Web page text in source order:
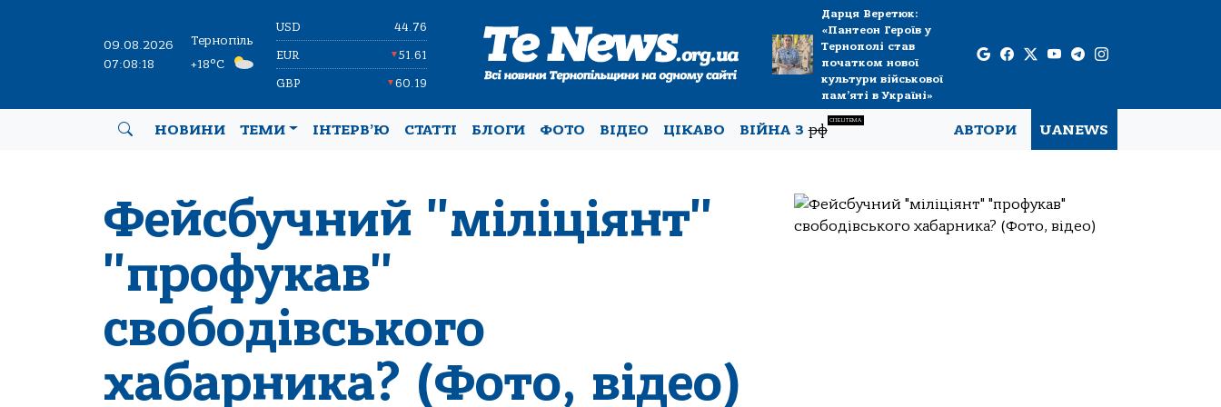
09.08.2026
07:08:19
Тернопіль
+18°C
USD 44.76
EUR ▼51.61
GBP ▼60.19
Дарця Веретюк:
«Пантеон Героїв у
Тернополі став
початком нової
культури військової
пам’яті в Україні»
НОВИНИ ТЕМИ ІНТЕРВ’Ю СТАТТІ БЛОГИ ФОТО ВІДЕО ЦІКАВО ВІЙНА Зрф
СПЕЦТЕМА
АВТОРИ UANEWS
Фейсбучний "міліціянт"
"профукав"
свободівського
хабарника? (Фото, відео)